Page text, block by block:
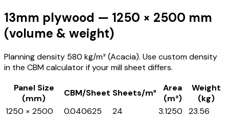
13mm plywood — 1250 × 2500 mm
(volume & weight)
Planning density 580 kg/m³ (Acacia). Use custom density
in the CBM calculator if your mill sheet differs.
Panel Size
(mm)
CBM/Sheet Sheets/m³
Area
(m²)
Weight
(kg)
1250 × 2500
0.040625 24 3.1250 23.56